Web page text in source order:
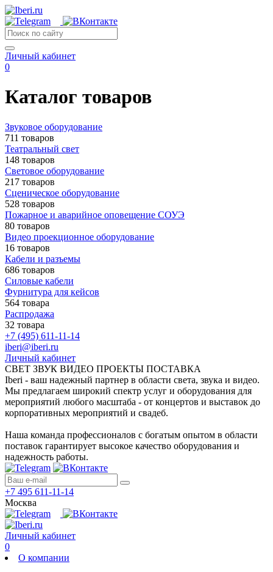
Личный кабинет
0
Каталог товаров
Звуковое оборудование
711 товаров
Театральный свет
148 товаров
Световое оборудование
217 товаров
Сценическое оборудование
528 товаров
Пожарное и аварийное оповещение СОУЭ
80 товаров
Видео проекционное оборудование
16 товаров
Кабели и разъемы
686 товаров
Силовые кабели
Фурнитура для кейсов
564 товара
Распродажа
32 товара
+7 (495) 611-11-14
iberi@iberi.ru
Личный кабинет
СВЕТ ЗВУК ВИДЕО ПРОЕКТЫ ПОСТАВКА
Iberi - ваш надежный партнер в области света, звука и видео.
Мы предлагаем широкий спектр услуг и оборудования для
мероприятий любого масштаба - от концертов и выставок до
корпоративных мероприятий и свадеб.
Наша команда профессионалов с богатым опытом в области
поставок гарантирует высокое качество оборудования и
надежность работы.
+7 495 611-11-14
Москва
Личный кабинет
0
О компании